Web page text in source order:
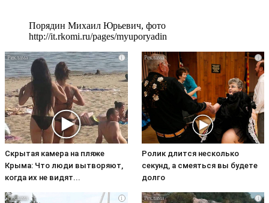
Порядин Михаил Юрьевич, фото
http://it.rkomi.ru/pages/myuporyadin
i
Скрытая камера на пляже
Крыма: Что люди вытворяют,
когда их не видят...
i
Ролик длится несколько
секунд, а смеяться вы будете
долго
i i